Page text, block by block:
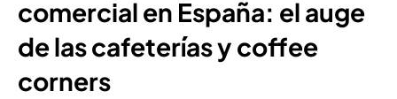
comercial en España: el auge
de las cafeterías y coffee
corners